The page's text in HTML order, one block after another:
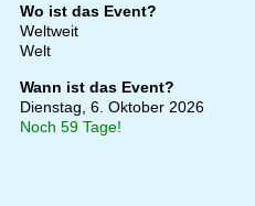
Wo ist das Event?
Weltweit
Welt
Wann ist das Event?
Dienstag, 6. Oktober 2026
Noch 59 Tage!